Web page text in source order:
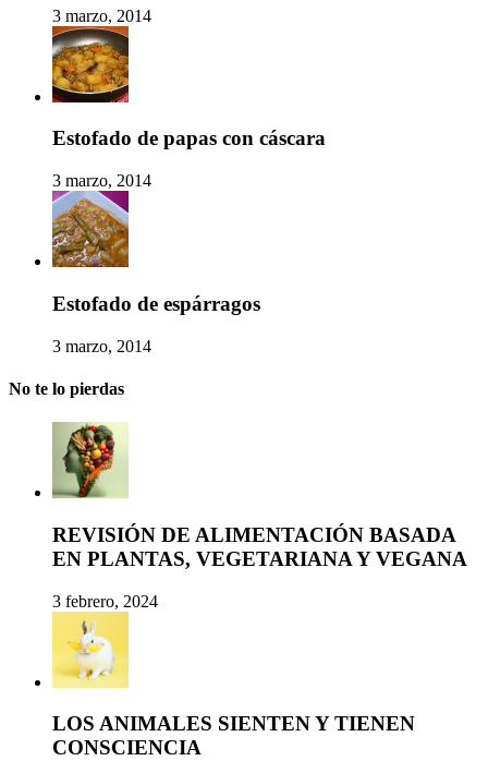
3 marzo, 2014
Estofado de papas con cáscara
3 marzo, 2014
Estofado de espárragos
3 marzo, 2014
No te lo pierdas
REVISIÓN DE ALIMENTACIÓN BASADA
EN PLANTAS, VEGETARIANA Y VEGANA
3 febrero, 2024
LOS ANIMALES SIENTEN Y TIENEN
CONSCIENCIA